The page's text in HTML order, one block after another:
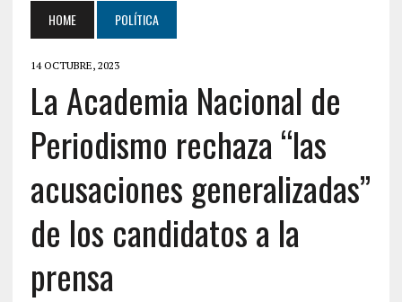
HOME POLÍTICA
14 OCTUBRE, 2023
La Academia Nacional de
Periodismo rechaza “las
acusaciones generalizadas”
de los candidatos a la
prensa